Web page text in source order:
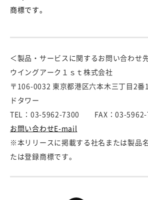
商標です。
＜製品・サービスに関するお問い合わせ
ウイングアーク１ｓｔ株式会社
〒106-0032 東京都港区六本木三丁目2
ドタワー
TEL：03-5962-7300 FAX：03-5962-
お問い合わせE-mail
※本リリースに掲載する社名または製品
たは登録商標です。